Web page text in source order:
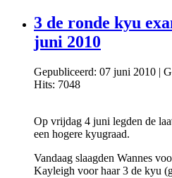
3 de ronde kyu
juni 2010
Gepubliceerd: 07 juni 2010 |
Hits: 7048
Op vrijdag 4 juni legden de
een hogere kyugraad.
Vandaag slaagden Wannes
Kayleigh voor haar 3 de kyu